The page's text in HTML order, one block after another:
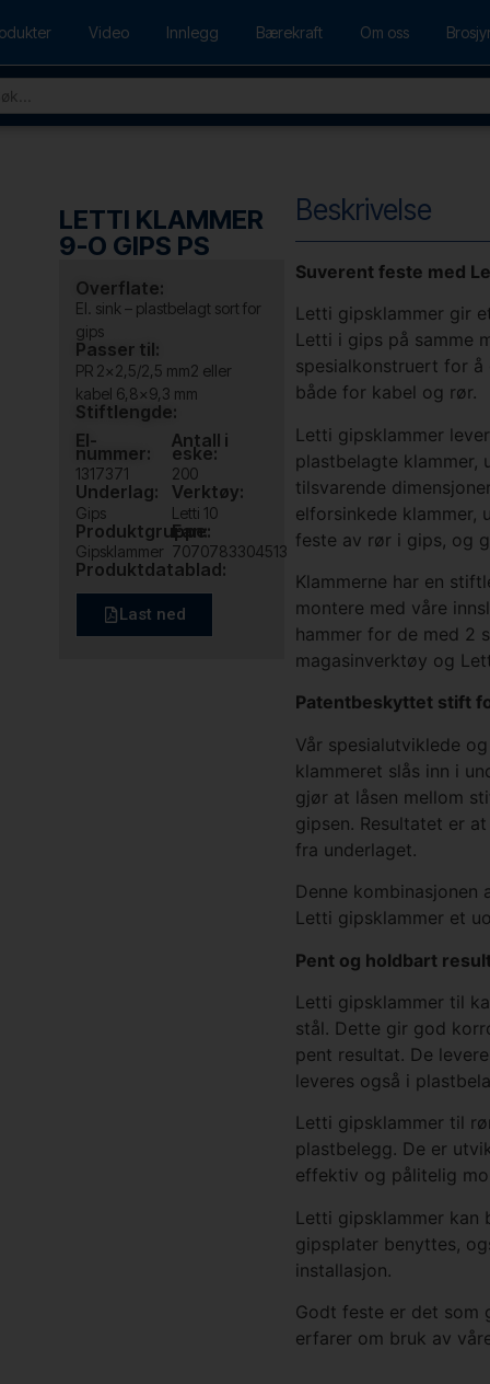
Video Innlegg Bærekraft Om oss
LETTI KLAMMER
9-O GIPS PS
Overflate:
El. sink – plastbelagt sort for
gips
Passer til:
PR 2×2,5/2,5 mm2 eller
kabel 6,8×9,3 mm
Stiftlengde:
El-
nummer:
1317371
Underlag:
Gips
Produktgruppe:
Gipsklammer
Antall i
eske:
200
Verktøy:
Letti 10
Ean:
7070783304513
Produktdatablad:
Last ned
Beskrivelse
Suverent feste med
Letti gipsklammer gir
Letti i gips på samme
spesialkonstruert for
både for kabel og rør.
Letti gipsklammer
plastbelagte klammer,
tilsvarende
elforsinkede klammer,
feste av rør i gips, og
Klammerne har en
montere med våre
hammer for de med 2
magasinverktøy og
Patentbeskyttet stift
Vår spesialutviklede
klammeret slås inn i
gjør at låsen mellom
gipsen. Resultatet er
fra underlaget.
Denne
Letti gipsklammer et
Pent og holdbart
Letti gipsklammer til
stål. Dette gir god
pent resultat. De
leveres også i
Letti gipsklammer til
plastbelegg. De er
effektiv og pålitelig
Letti gipsklammer kan
gipsplater benyttes,
installasjon.
Godt feste er det som
erfarer om bruk av